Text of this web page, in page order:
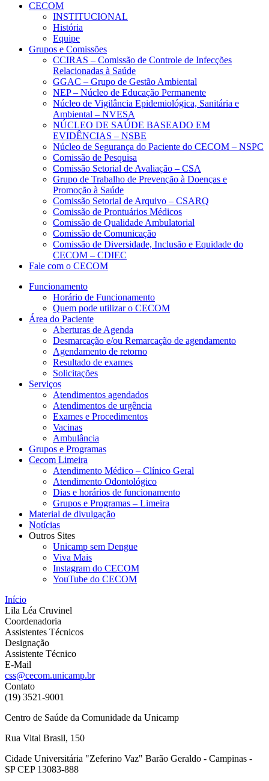
CECOM
INSTITUCIONAL
História
Equipe
Grupos e Comissões
CCIRAS – Comissão de Controle de Infecções
Relacionadas à Saúde
GGAC – Grupo de Gestão Ambiental
NEP – Núcleo de Educação Permanente
Núcleo de Vigilância Epidemiológica, Sanitária e
Ambiental – NVESA
NÚCLEO DE SAÚDE BASEADO EM
EVIDÊNCIAS – NSBE
Núcleo de Segurança do Paciente do CECOM – NSPC
Comissão de Pesquisa
Comissão Setorial de Avaliação – CSA
Grupo de Trabalho de Prevenção à Doenças e
Promoção à Saúde
Comissão Setorial de Arquivo – CSARQ
Comissão de Prontuários Médicos
Comissão de Qualidade Ambulatorial
Comissão de Comunicação
Comissão de Diversidade, Inclusão e Equidade do
CECOM – CDIEC
Fale com o CECOM
Funcionamento
Horário de Funcionamento
Quem pode utilizar o CECOM
Área do Paciente
Aberturas de Agenda
Desmarcação e/ou Remarcação de agendamento
Agendamento de retorno
Resultado de exames
Solicitações
Serviços
Atendimentos agendados
Atendimentos de urgência
Exames e Procedimentos
Vacinas
Ambulância
Grupos e Programas
Cecom Limeira
Atendimento Médico – Clínico Geral
Atendimento Odontológico
Dias e horários de funcionamento
Grupos e Programas – Limeira
Material de divulgação
Notícias
Outros Sites
Unicamp sem Dengue
Viva Mais
Instagram do CECOM
YouTube do CECOM
Início
Lila Léa Cruvinel
Coordenadoria
Assistentes Técnicos
Designação
Assistente Técnico
E-Mail
css@cecom.unicamp.br
Contato
(19) 3521-9001
Centro de Saúde da Comunidade da Unicamp
Rua Vital Brasil, 150
Cidade Universitária "Zeferino Vaz" Barão Geraldo - Campinas -
SP CEP 13083-888